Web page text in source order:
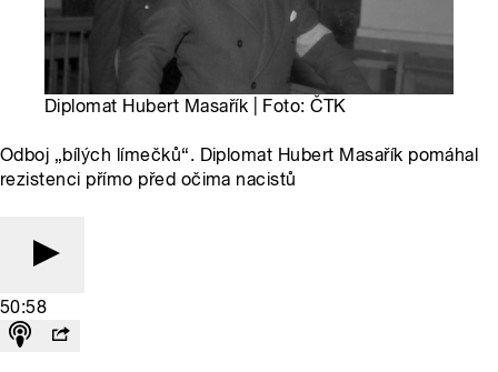
Diplomat Hubert Masařík | Foto: ČTK
Odboj „bílých límečků“. Diplomat Hubert Masařík pomáhal
rezistenci přímo před očima nacistů
50:58